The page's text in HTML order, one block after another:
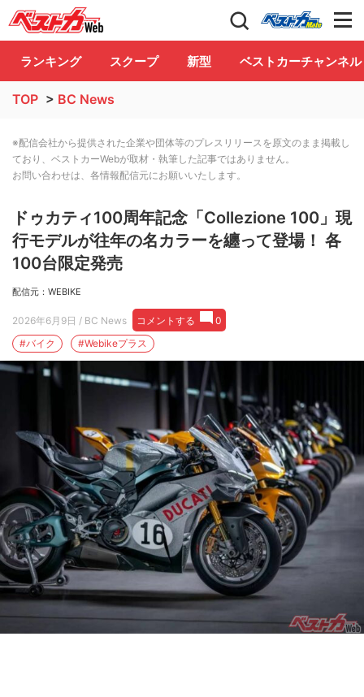
自動車情報誌「ベストカー」 Club
ランキング スクープ 新型 ベストカーチャンネル
TOP > BC News
※配信会社から提供された企業や団体等のプレスリリースを原文のまま掲載し
ており、ベストカーWebが取材・執筆した記事ではありません。
お問い合わせは、各情報配信元にお願いいたします。
ドゥカティ100周年記念「Collezione 100」現
行モデルが往年の名カラーを纏って登場！ 各
100台限定発売
配信元：WEBIKE
2026年6月9日 / BC News コメントする
0
#バイク
#Webikeプラス